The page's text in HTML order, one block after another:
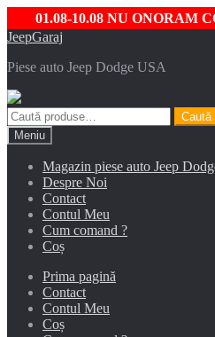
01.08-10.08 NU ONORAM
Sari
navigare
Sari
conținut
JeepGaraj
Piese auto Jeep Dodge USA
Caută
după:
Caută
Meniu
Magazin piese auto Jeep
Despre Noi
Contact
Contul Meu
Cum comand ?
Coș
Prima pagină
Contact
Contul Meu
Coș